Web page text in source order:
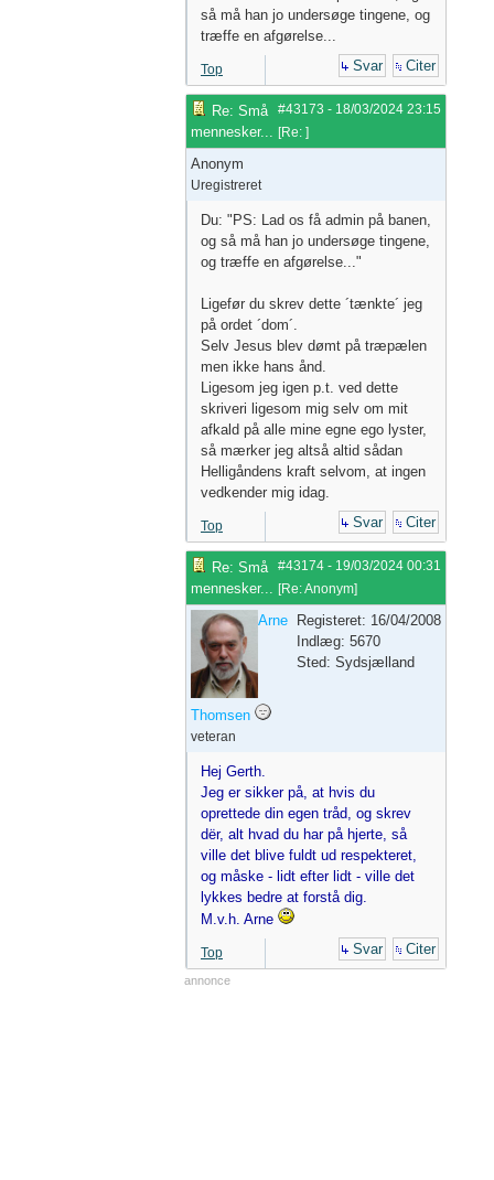
så må han jo undersøge tingene, og
træffe en afgørelse...
Top Svar Citer
#43173 - 18/03/2024 23:15
Re: Små
mennesker... [Re: ]
Anonym
Uregistreret
Du: "PS: Lad os få admin på banen,
og så må han jo undersøge tingene,
og træffe en afgørelse..."
Ligefør du skrev dette ´tænkte´ jeg
på ordet ´dom´.
Selv Jesus blev dømt på træpælen
men ikke hans ånd.
Ligesom jeg igen p.t. ved dette
skriveri ligesom mig selv om mit
afkald på alle mine egne ego lyster,
så mærker jeg altså altid sådan
Helligåndens kraft selvom, at ingen
vedkender mig idag.
Top Svar Citer
#43174 - 19/03/2024 00:31
Re: Små
mennesker... [Re: Anonym]
Arne
Thomsen
veteran
Registeret: 16/04/2008
Indlæg: 5670
Sted: Sydsjælland
Hej Gerth.
Jeg er sikker på, at hvis du
oprettede din egen tråd, og skrev
dër, alt hvad du har på hjerte, så
ville det blive fuldt ud respekteret,
og måske - lidt efter lidt - ville det
lykkes bedre at forstå dig.
M.v.h. Arne
Top Svar Citer
annonce